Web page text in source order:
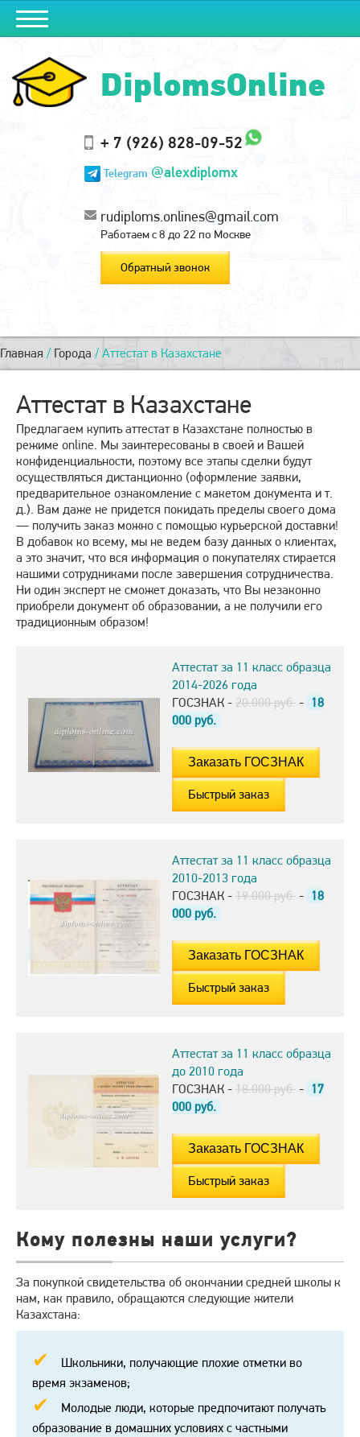
DiplomsOnline
+ 7 (926) 828-09-52
Telegram @alexdiplomx
rudiploms.onlines@gmail.com
Работаем с 8 до 22 по Москве
Обратный звонок
Главная / Города / Аттестат в Казахстане
Аттестат в Казахстане
Предлагаем купить аттестат в Казахстане полностью в
режиме online. Мы заинтересованы в своей и Вашей
конфиденциальности, поэтому все этапы сделки будут
осуществляться дистанционно (оформление заявки,
предварительное ознакомление с макетом документа и т.
д.). Вам даже не придется покидать пределы своего дома
— получить заказ можно с помощью курьерской доставки!
В добавок ко всему, мы не ведем базу данных о клиентах,
а это значит, что вся информация о покупателях стирается
нашими сотрудниками после завершения сотрудничества.
Ни один эксперт не сможет доказать, что Вы незаконно
приобрели документ об образовании, а не получили его
традиционным образом!
Аттестат за 11 класс образца
2014-2026 года
ГОСЗНАК - 20.000 руб. - 18
000 руб.
Быстрый заказ
Аттестат за 11 класс образца
2010-2013 года
ГОСЗНАК - 19.000 руб. - 18
000 руб.
Быстрый заказ
Аттестат за 11 класс образца
до 2010 года
ГОСЗНАК - 18.000 руб. - 17
000 руб.
Быстрый заказ
Кому полезны наши услуги?
За покупкой свидетельства об окончании средней школы к
нам, как правило, обращаются следующие жители
Казахстана:
Школьники, получающие плохие отметки во
время экзаменов;
Молодые люди, которые предпочитают получать
образование в домашних условиях с частными